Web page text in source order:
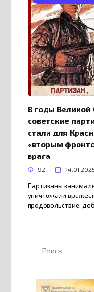
В годы Великой
советские
стали для
«вторым
врага
92 14.01.2025
Партизаны
уничтожали
продовольствие,
Search
for: